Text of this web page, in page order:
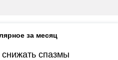
за месяц
спазмы